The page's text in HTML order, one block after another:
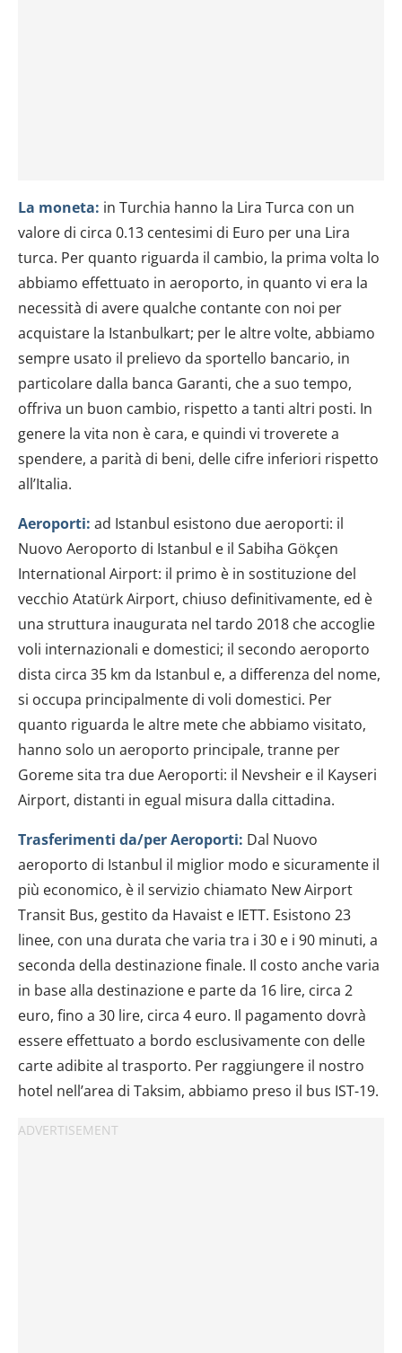
La moneta: in Turchia hanno la Lira Turca con un
valore di circa 0.13 centesimi di Euro per una Lira
turca. Per quanto riguarda il cambio, la prima volta lo
abbiamo effettuato in aeroporto, in quanto vi era la
necessità di avere qualche contante con noi per
acquistare la Istanbulkart; per le altre volte, abbiamo
sempre usato il prelievo da sportello bancario, in
particolare dalla banca Garanti, che a suo tempo,
offriva un buon cambio, rispetto a tanti altri posti. In
genere la vita non è cara, e quindi vi troverete a
spendere, a parità di beni, delle cifre inferiori rispetto
all’Italia.
Aeroporti: ad Istanbul esistono due aeroporti: il
Nuovo Aeroporto di Istanbul e il Sabiha Gökçen
International Airport: il primo è in sostituzione del
vecchio Atatürk Airport, chiuso definitivamente, ed è
una struttura inaugurata nel tardo 2018 che accoglie
voli internazionali e domestici; il secondo aeroporto
dista circa 35 km da Istanbul e, a differenza del nome,
si occupa principalmente di voli domestici. Per
quanto riguarda le altre mete che abbiamo visitato,
hanno solo un aeroporto principale, tranne per
Goreme sita tra due Aeroporti: il Nevsheir e il Kayseri
Airport, distanti in egual misura dalla cittadina.
Trasferimenti da/per Aeroporti: Dal Nuovo
aeroporto di Istanbul il miglior modo e sicuramente il
più economico, è il servizio chiamato New Airport
Transit Bus, gestito da Havaist e IETT. Esistono 23
linee, con una durata che varia tra i 30 e i 90 minuti, a
seconda della destinazione finale. Il costo anche varia
in base alla destinazione e parte da 16 lire, circa 2
euro, fino a 30 lire, circa 4 euro. Il pagamento dovrà
essere effettuato a bordo esclusivamente con delle
carte adibite al trasporto. Per raggiungere il nostro
hotel nell’area di Taksim, abbiamo preso il bus IST-19.